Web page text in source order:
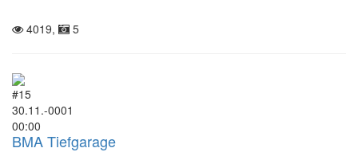
4019, 5
#15
30.11.-0001
00:00
BMA Tiefgarage